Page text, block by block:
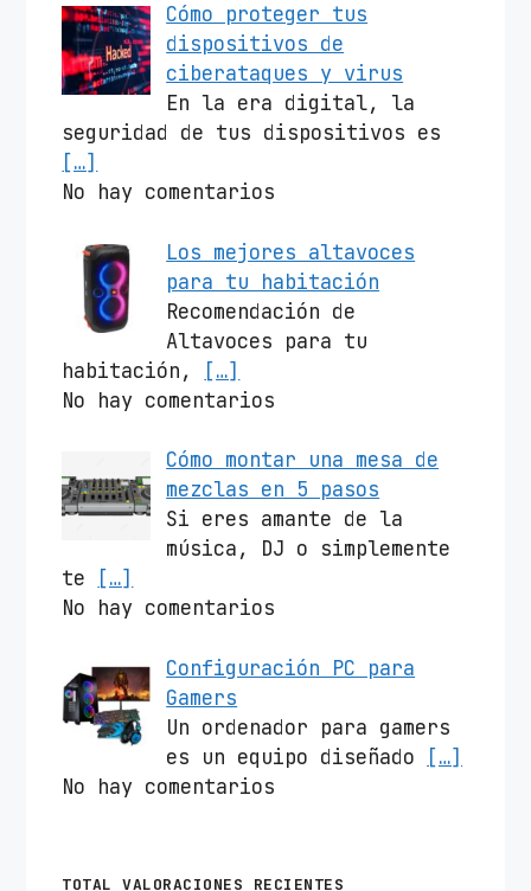
Cómo proteger tus
dispositivos de
ciberataques y virus
En la era digital, la
seguridad de tus dispositivos es
[…]
No hay comentarios
Los mejores altavoces
para tu habitación
Recomendación de
Altavoces para tu
habitación,
[…]
No hay comentarios
Cómo montar una mesa de
mezclas en 5 pasos
Si eres amante de la
música, DJ o simplemente
te
[…]
No hay comentarios
Configuración PC para
Gamers
Un ordenador para gamers
es un equipo diseñado
[…]
No hay comentarios
TOTAL VALORACIONES RECIENTES